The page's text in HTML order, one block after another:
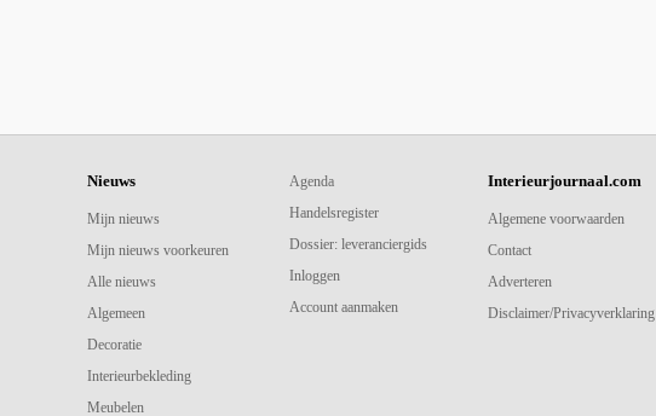
Nieuws
Mijn nieuws
Mijn nieuws voorkeuren
Alle nieuws
Algemeen
Decoratie
Interieurbekleding
Meubelen
Agenda
Handelsregister
Dossier: leveranciergids
Inloggen
Account aanmaken
Interieurjournaal.com
Algemene voorwaarden
Contact
Adverteren
Disclaimer/Privacyverklaring